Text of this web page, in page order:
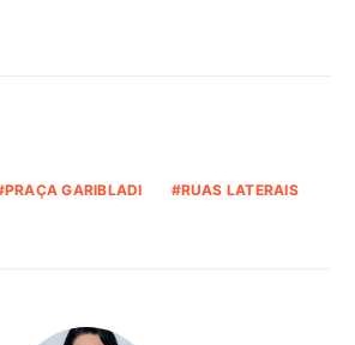
PRAÇA GARIBLADI RUAS LATERAIS